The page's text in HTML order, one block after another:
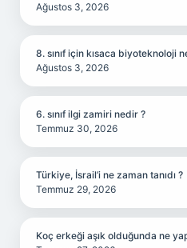
Ağustos 3, 2026
8. sınıf için kısaca biyoteknoloji
Ağustos 3, 2026
6. sınıf ilgi zamiri nedir ?
Temmuz 30, 2026
Türkiye, İsrail’i ne zaman tanıdı ?
Temmuz 29, 2026
Koç erkeği aşık olduğunda ne